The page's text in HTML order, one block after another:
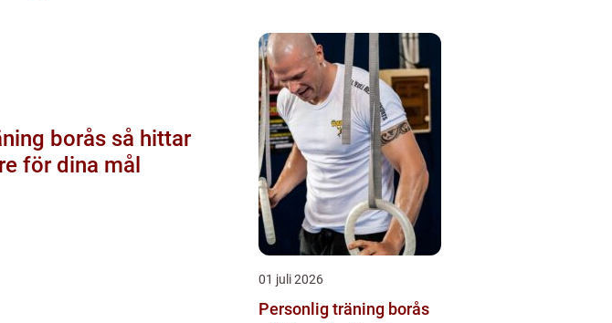
så hittar
för dina mål
01 juli 2026
Personlig träning borås